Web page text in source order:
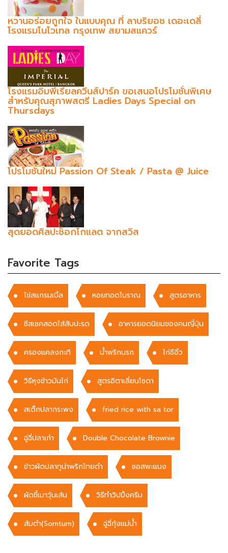
หวานอร่อยถูกใจ ในแบบคุณ ที่ ลาบริยอช เดอะเดลี่
โรงแรมโนโวเทล กรุงเทพ สยามสแควร์
โรงแรมอิมพีเรียลควีนส์ปาร์ค ขอเสนอโปรโมชั่นพิเศษ
สำหรับคุณสุภาพสตรี Ladies Days Special on
Thursdays
โปรโมชั่นใหม่ Passion Of Steak / Pasta @ Juice
สุดยอดศิลปะช็อกโกแลต จากสวิส
Favorite Tags
ไข่สแกรมเบิ้ล หอยทอดโบราณ สูตรอาหาร
ชีสเชคสอดไส้สับปะรด อาหารยอดนิยมของคนญี่ปุ่น
ครองแคลงกะทิ น้ำพริกนรก ไก่ซีอิ้ว
วิธีหุงข้าวมันไก่ สูตรอิตาเลี่ยนโซดา
สเต็กปลากระพง fried rice with sa tor
ฉู่ฉี่ปลาเก๋า Double Chocolate Brownie
ข้าวผัดปลาทูน่าพริกไทยดำ ซอสพะแนง
ผัดขี้เมาวุ้นเส้น วิธีทำวิปปิ้งครีม
ส้มตำ(Somtum) ฉู่ฉี่กุ้งเเม่น้ำ